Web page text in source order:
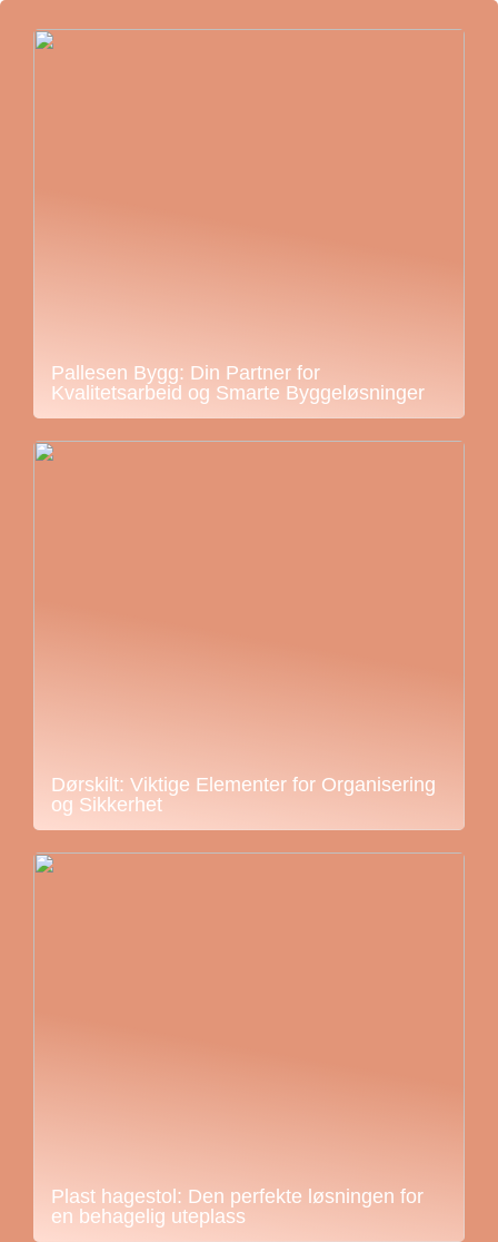
Pallesen Bygg: Din Partner for
Kvalitetsarbeid og Smarte Byggeløsninger
Dørskilt: Viktige Elementer for Organisering
og Sikkerhet
Plast hagestol: Den perfekte løsningen for
en behagelig uteplass